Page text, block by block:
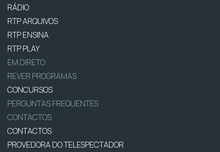
RÁDIO
RTP ARQUIVOS
RTP ENSINA
RTP PLAY
EM DIRETO
REVER PROGRAMAS
CONCURSOS
PERGUNTAS FREQUENTES
CONTACTOS
CONTACTOS
PROVEDORA DO TELESPECTADOR